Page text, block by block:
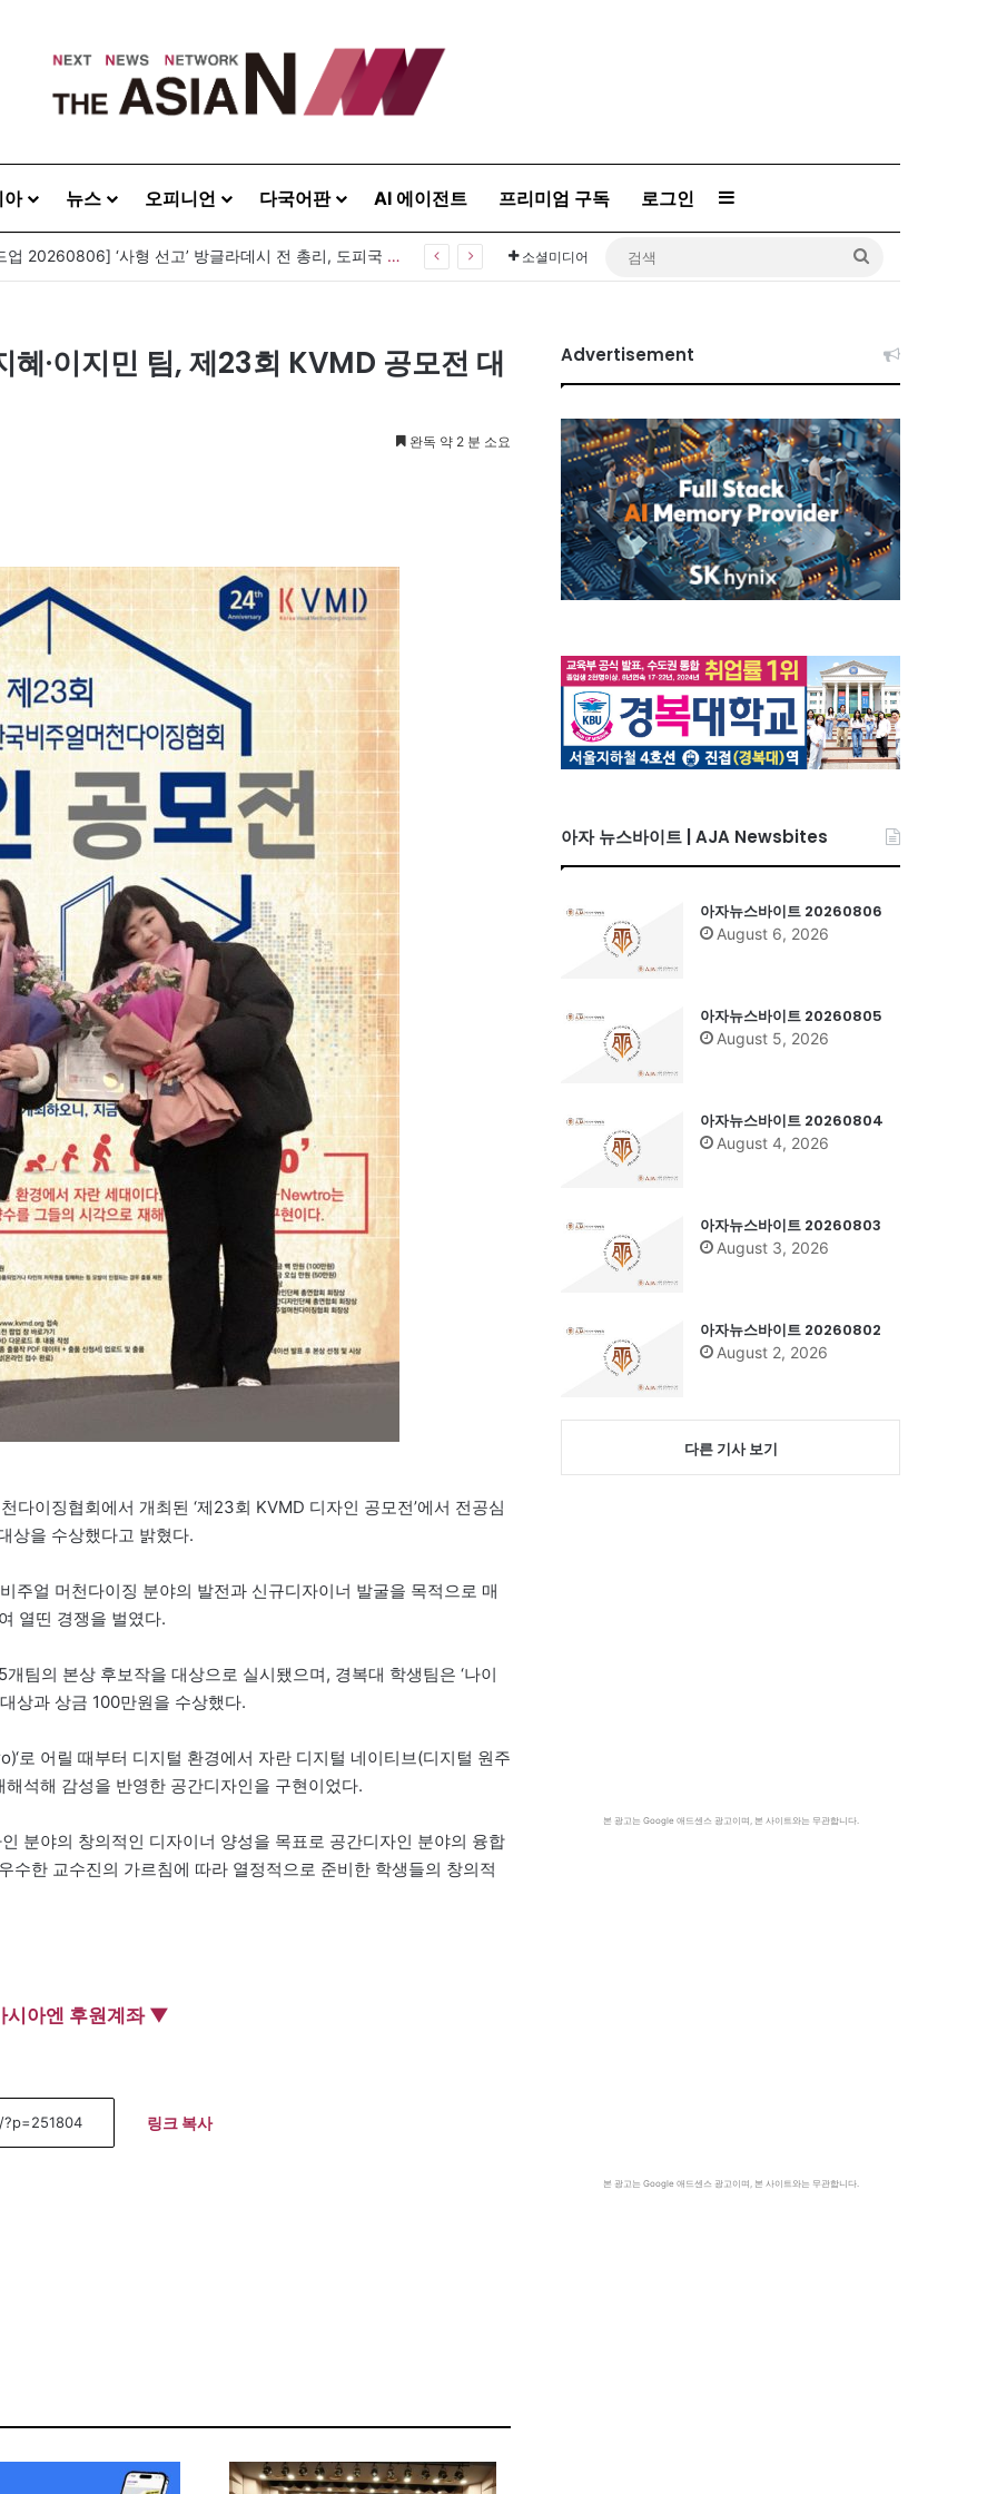
아 뉴스 오피니언 다국어판 AI 에이전트 프리미엄 구독 로그인 Sidebar
[아시아라운드업 20260806] ‘사형 선고’ 방글라데시 전 총리, 도피국 인도서 연설 소셜미디어
·이지민 팀, 제23회 KVMD 공모전 대
완독 약 2 분 소요
이징협회에서 개최된 ‘제23회 KVMD 디자인 공모전’에서 전공심
상을 수상했다고 밝혔다.
주얼 머천다이징 분야의 발전과 신규디자이너 발굴을 목적으로 매
열띤 경쟁을 벌였다.
팀의 본상 후보작을 대상으로 실시됐으며, 경복대 학생팀은 ‘나이
상과 상금 100만원을 수상했다.
로 어릴 때부터 디지털 환경에서 자란 디지털 네이티브(디지털 원주
석해 감성을 반영한 공간디자인을 구현이었다.
분야의 창의적인 디자이너 양성을 목표로 공간디자인 분야의 융합
수한 교수진의 가르침에 따라 열정적으로 준비한 학생들의 창의적
아엔 후원계좌 ▼
링크 복사
Advertisement
아자 뉴스바이트 | AJA Newsbites
아자뉴스바이트 20260806
August 6, 2026
아자뉴스바이트 20260805
August 5, 2026
아자뉴스바이트 20260804
August 4, 2026
아자뉴스바이트 20260803
August 3, 2026
아자뉴스바이트 20260802
August 2, 2026
다른 기사 보기
본 광고는 Google 애드센스 광고이며, 본 사이트와는 무관합니다.
본 광고는 Google 애드센스 광고이며, 본 사이트와는 무관합니다.